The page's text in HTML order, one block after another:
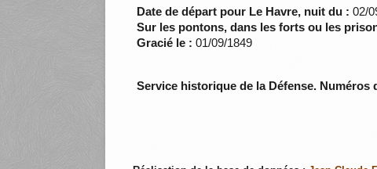
Date de départ pour Le Havre, nuit du : 02/
Sur les pontons, dans les forts ou les
Gracié le : 01/09/1849
Service historique de la Défense. Numéros